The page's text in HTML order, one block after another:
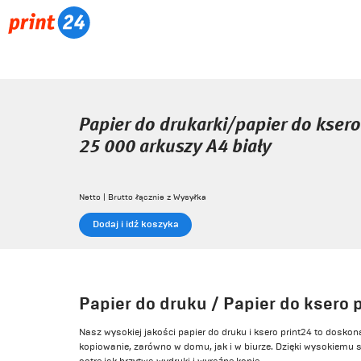
Papier do drukarki/papier do ksero
25 000 arkuszy A4 biały
Netto | Brutto łącznie z Wysyłka
Dodaj i idź koszyka
Papier do druku / Papier do
Nasz wysokiej jakości papier do druku i ksero print24 to
kopiowanie, zarówno w domu, jak i w biurze. Dzięki wysokiemu